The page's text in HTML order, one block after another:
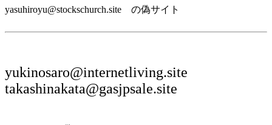
yasuhiroyu@stockschurch.site の偽サイト
yukinosaro@internetliving.site
takashinakata@gasjpsale.site